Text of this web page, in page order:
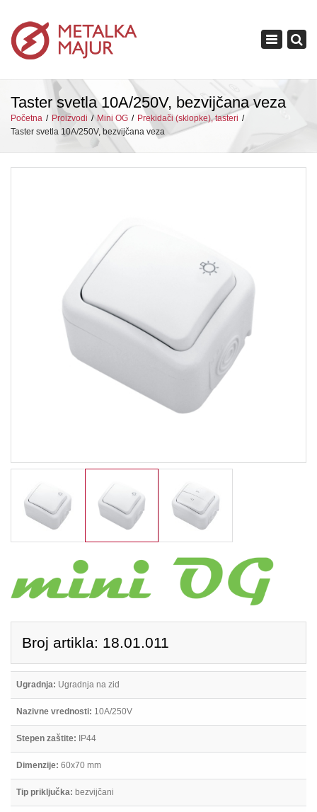
Toggle
Taster svetla 10A/250V, bezvijčana veza
Početna Proizvodi Mini OG
Prekidači (sklopke), tasteri
Taster svetla 10A/250V, bezvijčana veza
Broj artikla: 18.01.011
Ugradnja: Ugradnja na zid
Nazivne vrednosti: 10A/250V
Stepen zaštite: IP44
Dimenzije: 60x70 mm
Tip priključka: bezvijčani